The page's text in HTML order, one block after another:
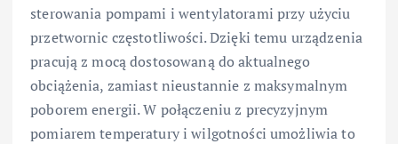
sterowania pompami i wentylatorami przy użyciu
przetwornic częstotliwości. Dzięki temu urządzenia
pracują z mocą dostosowaną do aktualnego
obciążenia, zamiast nieustannie z maksymalnym
poborem energii. W połączeniu z precyzyjnym
pomiarem temperatury i wilgotności umożliwia to